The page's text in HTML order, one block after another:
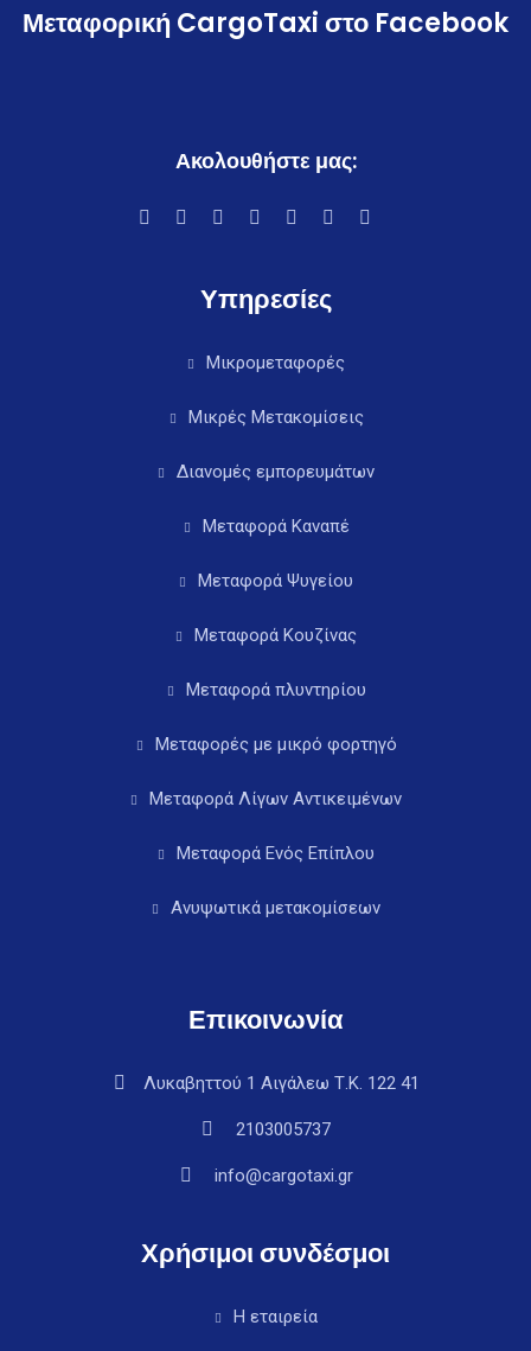
Μεταφορική CargoTaxi στο Facebook
Ακολουθήστε μας:
Υπηρεσίες
Μικρομεταφορές
Μικρές Μετακομίσεις
Διανομές εμπορευμάτων
Μεταφορά Καναπέ
Μεταφορά Ψυγείου
Μεταφορά Κουζίνας
Μεταφορά πλυντηρίου
Μεταφορές με μικρό φορτηγό
Μεταφορά Λίγων Αντικειμένων
Μεταφορά Ενός Επίπλου
Ανυψωτικά μετακομίσεων
Επικοινωνία
Λυκαβηττού 1 Αιγάλεω Τ.Κ. 122 41
2103005737
info@cargotaxi.gr
Χρήσιμοι συνδέσμοι
Η εταιρεία